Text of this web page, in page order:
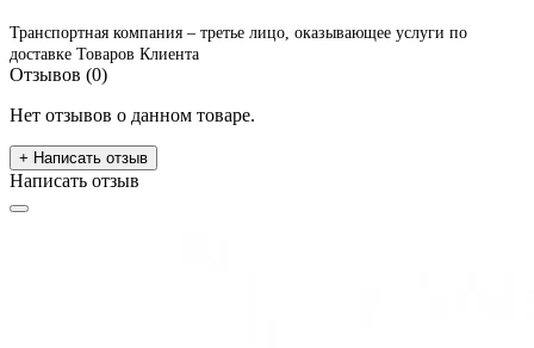
Транспортная компания – третье лицо, оказывающее услуги по
доставке Товаров Клиента
Отзывов (0)
Нет отзывов о данном товаре.
+ Написать отзыв
Написать отзыв